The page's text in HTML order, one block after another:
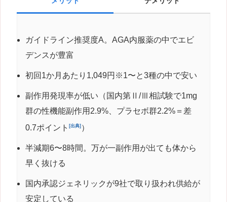
ガイドライン推奨度A。AGA内服薬の中でエビ
デンスが豊富
初回1か月あたり1,049円※1〜と3種の中で安い
副作用発現率が低い（国内第Ⅱ/Ⅲ相試験で1mg
群の性機能副作用2.9%、プラセボ群2.2%＝差
0.7ポイント [出典] ）
半減期6〜8時間。万が一副作用が出ても体から
早く抜ける
国内承認ジェネリックが9社で取り扱われ供給が
安定している